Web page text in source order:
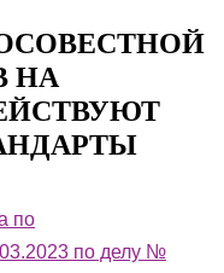
НА
по
по делу №